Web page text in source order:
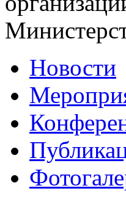
Новости